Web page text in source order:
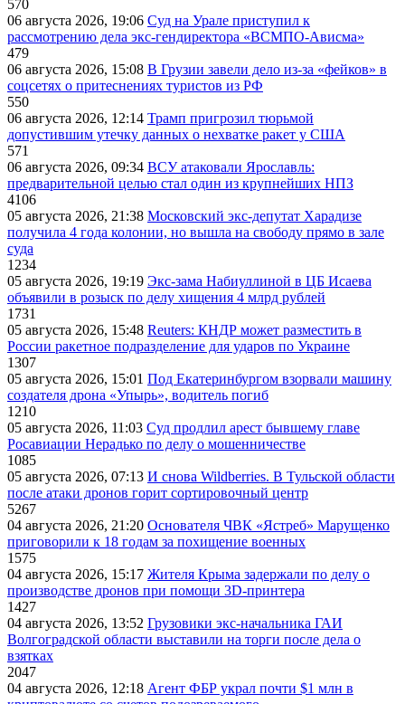
570
06 августа 2026, 19:06 Суд на Урале приступил к
рассмотрению дела экс-гендиректора «ВСМПО-Ависма»
479
06 августа 2026, 15:08 В Грузии завели дело из-за «фейков» в
соцсетях о притеснениях туристов из РФ
550
06 августа 2026, 12:14 Трамп пригрозил тюрьмой
допустившим утечку данных о нехватке ракет у США
571
06 августа 2026, 09:34 ВСУ атаковали Ярославль:
предварительной целью стал один из крупнейших НПЗ
4106
05 августа 2026, 21:38 Московский экс-депутат Харадизе
получила 4 года колонии, но вышла на свободу прямо в зале
суда
1234
05 августа 2026, 19:19 Экс-зама Набиуллиной в ЦБ Исаева
объявили в розыск по делу хищения 4 млрд рублей
1731
05 августа 2026, 15:48 Reuters: КНДР может разместить в
России ракетное подразделение для ударов по Украине
1307
05 августа 2026, 15:01 Под Екатеринбургом взорвали машину
создателя дрона «Упырь», водитель погиб
1210
05 августа 2026, 11:03 Суд продлил арест бывшему главе
Росавиации Нерадько по делу о мошенничестве
1085
05 августа 2026, 07:13 И снова Wildberries. В Тульской области
после атаки дронов горит сортировочный центр
5267
04 августа 2026, 21:20 Основателя ЧВК «Ястреб» Марущенко
приговорили к 18 годам за похищение военных
1575
04 августа 2026, 15:17 Жителя Крыма задержали по делу о
производстве дронов при помощи 3D‑принтера
1427
04 августа 2026, 13:52 Грузовики экс-начальника ГАИ
Волгоградской области выставили на торги после дела о
взятках
2047
04 августа 2026, 12:18 Агент ФБР украл почти $1 млн в